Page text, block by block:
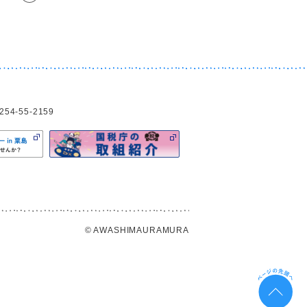
55-2159
© AWASHIMAURAMURA